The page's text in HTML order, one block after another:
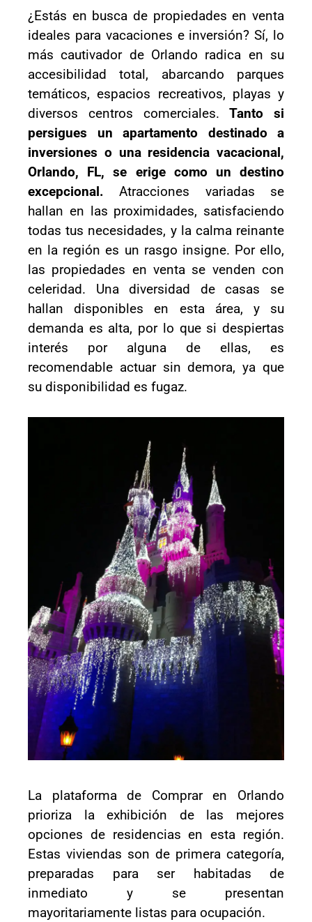
¿Estás en busca de propiedades en venta
ideales para vacaciones e inversión? Sí, lo
más cautivador de Orlando radica en su
accesibilidad total, abarcando parques
temáticos, espacios recreativos, playas y
diversos centros comerciales.Tanto si
persigues un apartamento destinado a
inversiones o una residencia vacacional,
Orlando, FL, se erige como un destino
excepcional. Atracciones variadas se
hallan en las proximidades, satisfaciendo
todas tus necesidades, y la calma reinante
en la región es un rasgo insigne. Por ello,
las propiedades en venta se venden con
celeridad. Una diversidad de casas se
hallan disponibles en esta área, y su
demanda es alta, por lo que si despiertas
interés por alguna de ellas, es
recomendable actuar sin demora, ya que
su disponibilidad es fugaz.
La plataforma de Comprar en Orlando
prioriza la exhibición de las mejores
opciones de residencias en esta región.
Estas viviendas son de primera categoría,
preparadas para ser habitadas de
inmediato y se presentan
mayoritariamente listas para ocupación.